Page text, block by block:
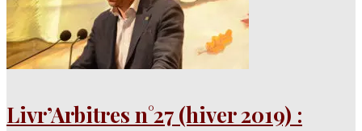
Livr’Arbitres n°27 (hiver 2019) :